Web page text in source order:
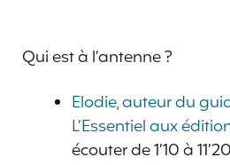
Qui est à l’antenne ?
Elodie, auteur du
L’Essentiel aux
écouter de 1’10 à